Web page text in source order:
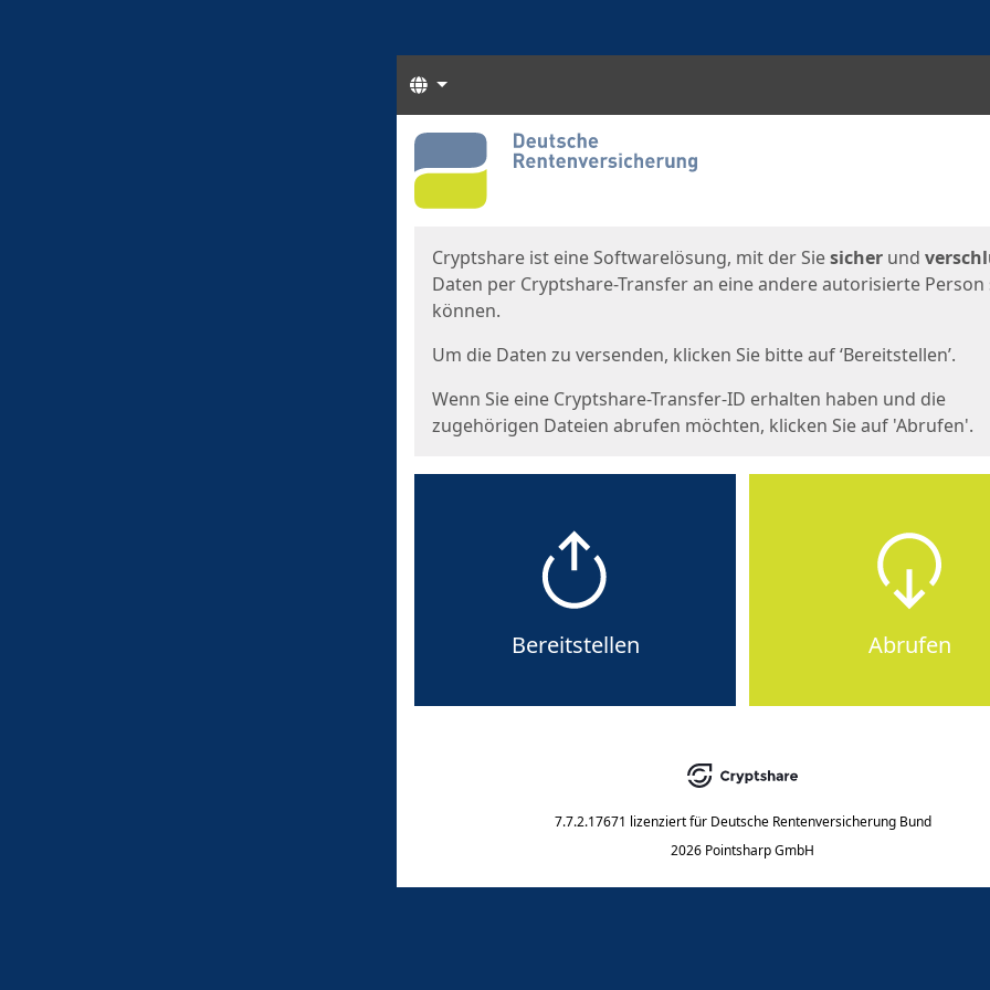
Sprachen
Start
Cryptshare ist eine Softwarelösung, mit der Siesicher und
Daten per Cryptshare-Transfer an eine andere autorisierte Person
können.
Um die Daten zu versenden, klicken Sie bitte auf ‘Bereitstellen’.
Wenn Sie eine Cryptshare-Transfer-ID erhalten haben und die
zugehörigen Dateien abrufen möchten, klicken Sie auf 'Abrufen'.
Bereitstellen Abrufen
7.7.2.17671 lizenziert für Deutsche Rentenversicherung Bund
2026 Pointsharp GmbH